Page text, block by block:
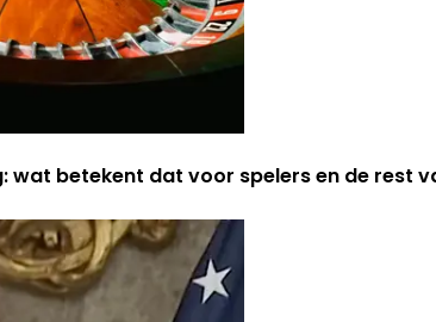
wat betekent dat voor spelers en de rest